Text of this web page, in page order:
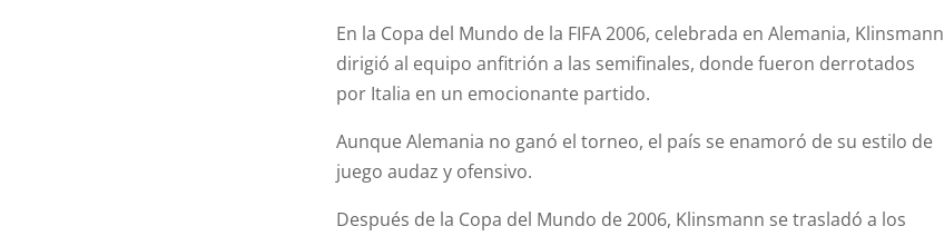
En la Copa del Mundo de la FIFA 2006, celebrada en Alemania, Klinsmann
dirigió al equipo anfitrión a las semifinales, donde fueron derrotados
por Italia en un emocionante partido.
Aunque Alemania no ganó el torneo, el país se enamoró de su estilo de
juego audaz y ofensivo.
Después de la Copa del Mundo de 2006, Klinsmann se trasladó a los